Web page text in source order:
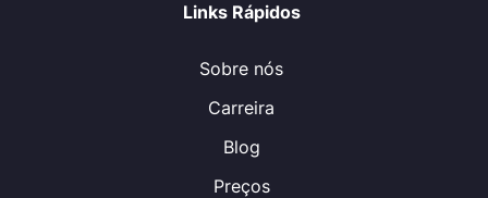
Links Rápidos
Sobre nós
Carreira
Blog
Preços